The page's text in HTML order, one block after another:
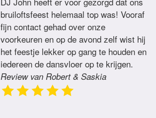
bruiloftsfeest helemaal top was! Vooraf
fijn contact gehad over onze
voorkeuren en op de avond zelf wist hij
het feestje lekker op gang te houden en
iedereen de dansvloer op te krijgen.
Review van Robert & Saskia